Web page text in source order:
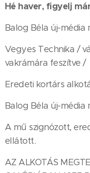
Hé haver, figyelj
Balog Béla új-média
Vegyes Technika /
vakrámára feszítve /
Eredeti kortárs
Balog Béla új-média
A mű szignózott,
ellátott.
AZ ALKOTÁS